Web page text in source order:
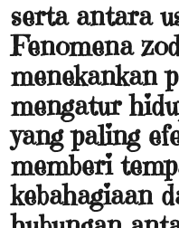
serta antara
Fenomena
menekankan
mengatur
yang paling
memberi
kebahagiaan